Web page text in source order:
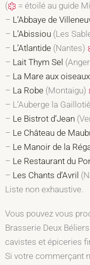
(
= étoilé au guide
– L’Abbaye de
– L’Abissiou (Les
– L’Atlantide (Nantes)
– Lait Thym Sel
– La Mare aux oiseaux
– La Robe (Montaigu)
– L’Auberge la
– Le Bistrot d’Jean
– Le Château de
– Le Manoir de la
– Le Restaurant du
– Les Chants d’Avril
Liste non exhaustive.
Vous pouvez vous
Brasserie Deux
cavistes et épiceries
Si votre commerçant